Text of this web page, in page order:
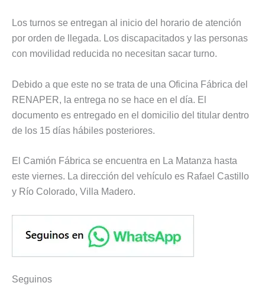
Los turnos se entregan al inicio del horario de atención
por orden de llegada. Los discapacitados y las personas
con movilidad reducida no necesitan sacar turno.
Debido a que este no se trata de una Oficina Fábrica del
RENAPER, la entrega no se hace en el día. El
documento es entregado en el domicilio del titular dentro
de los 15 días hábiles posteriores.
El Camión Fábrica se encuentra en La Matanza hasta
este viernes. La dirección del vehículo es Rafael Castillo
y Río Colorado, Villa Madero.
Seguinos